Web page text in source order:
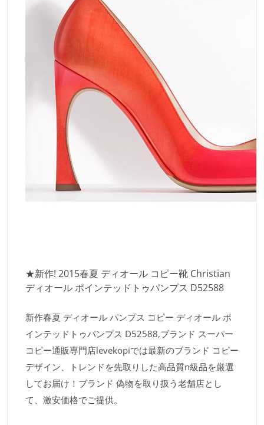
★新作! 2015春夏 ディオール コピー靴 Christian
ディオール ポインテッドトゥパンプス D52588
新作春夏 ディオール パンプス コピー ディオール ポ
インテッドトゥパンプス D52588,ブランド スーパー
コピー通販専門店levekopiでは最新のブランド コピー
デザイン、トレンドを先取りした高品質n級品を厳選
してお届け！ブランド 偽物を取り扱う老舗店とし
て、激安価格でご提供。